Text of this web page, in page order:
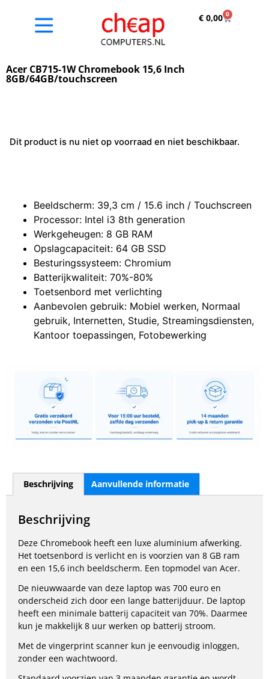
€0,00 0
Acer CB715-1W Chromebook 15,6 Inch
8GB/64GB/touchscreen
Dit product is nu niet op voorraad en niet beschikbaar.
Beeldscherm: 39,3 cm / 15.6 inch / Touchscreen
Processor: Intel i3 8th generation
Werkgeheugen: 8 GB RAM
Opslagcapaciteit: 64 GB SSD
Besturingssysteem: Chromium
Batterijkwaliteit: 70%-80%
Toetsenbord met verlichting
Aanbevolen gebruik: Mobiel werken, Normaal
gebruik, Internetten, Studie, Streamingsdiensten,
Kantoor toepassingen, Fotobewerking
Beschrijving Aanvullende informatie
Beschrijving
Deze Chromebook heeft een luxe aluminium afwerking.
Het toetsenbord is verlicht en is voorzien van 8 GB ram
en een 15,6 inch beeldscherm. Een topmodel van Acer.
De nieuwwaarde van deze laptop was 700 euro en
onderscheid zich door een lange batterijduur. De laptop
heeft een minimale batterij capaciteit van 70%. Daarmee
kun je makkelijk 8 uur werken op batterij stroom.
Met de vingerprint scanner kun je eenvoudig inloggen,
zonder een wachtwoord.